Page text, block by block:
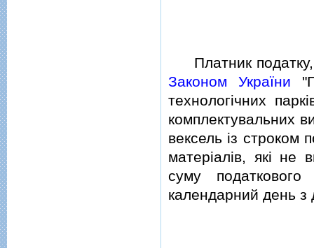
Платник податку,
Законом України
технологiчних
комплектувальних
вексель iз строком
матерiалiв, якi не
суму
календарний день з